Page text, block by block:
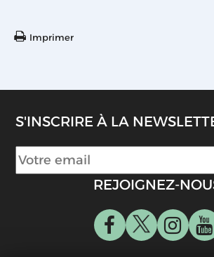
Imprimer
S'INSCRIRE À LA
REJOIGNEZ-